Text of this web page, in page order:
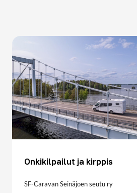
Onkikilpailut ja kirppis
SF-Caravan Seinäjoen seutu ry